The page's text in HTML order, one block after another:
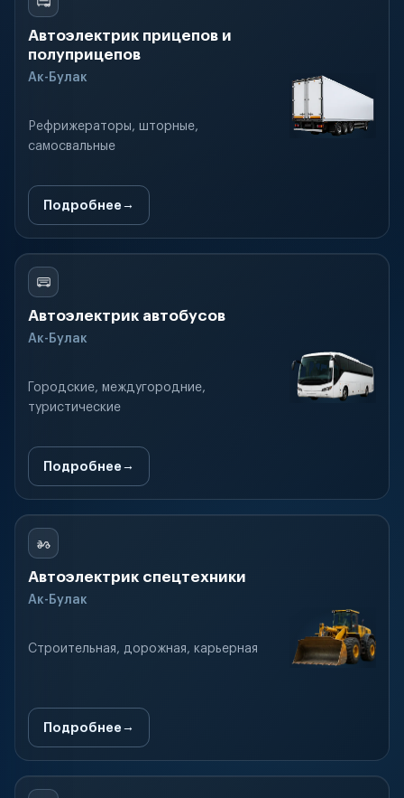
Автоэлектрик прицепов и
полуприцепов
Ак-Булак
Рефрижераторы, шторные,
самосвальные
Подробнее
Автоэлектрик автобусов
Ак-Булак
Городские, междугородние,
туристические
Подробнее
Автоэлектрик спецтехники
Ак-Булак
Строительная, дорожная, карьерная
Подробнее